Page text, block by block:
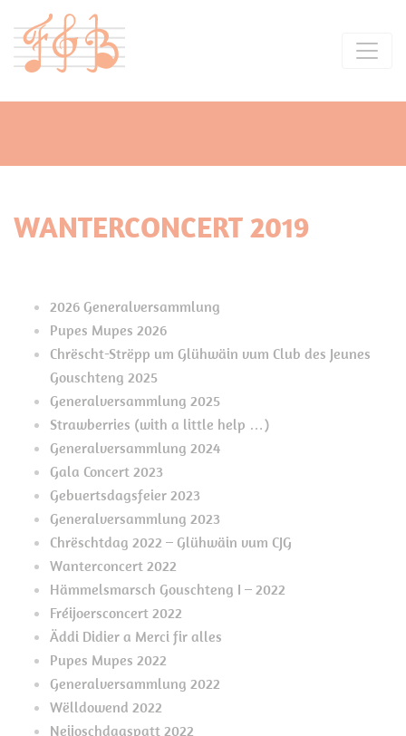
WANTERCONCERT 2019
2026 Generalversammlung
Pupes Mupes 2026
Chrëscht-Strëpp um Glühwäin vum Club des Jeunes
Gouschteng 2025
Generalversammlung 2025
Strawberries (with a little help …)
Generalversammlung 2024
Gala Concert 2023
Gebuertsdagsfeier 2023
Generalversammlung 2023
Chrëschtdag 2022 – Glühwäin vum CJG
Wanterconcert 2022
Hämmelsmarsch Gouschteng I – 2022
Fréijoersconcert 2022
Äddi Didier a Merci fir alles
Pupes Mupes 2022
Generalversammlung 2022
Wëlldowend 2022
Neijoschdagspatt 2022